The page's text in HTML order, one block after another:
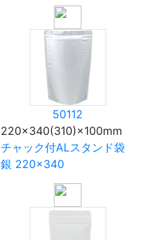
50112
220×340(310)×100mm
チャック付ALスタンド袋
銀 220×340